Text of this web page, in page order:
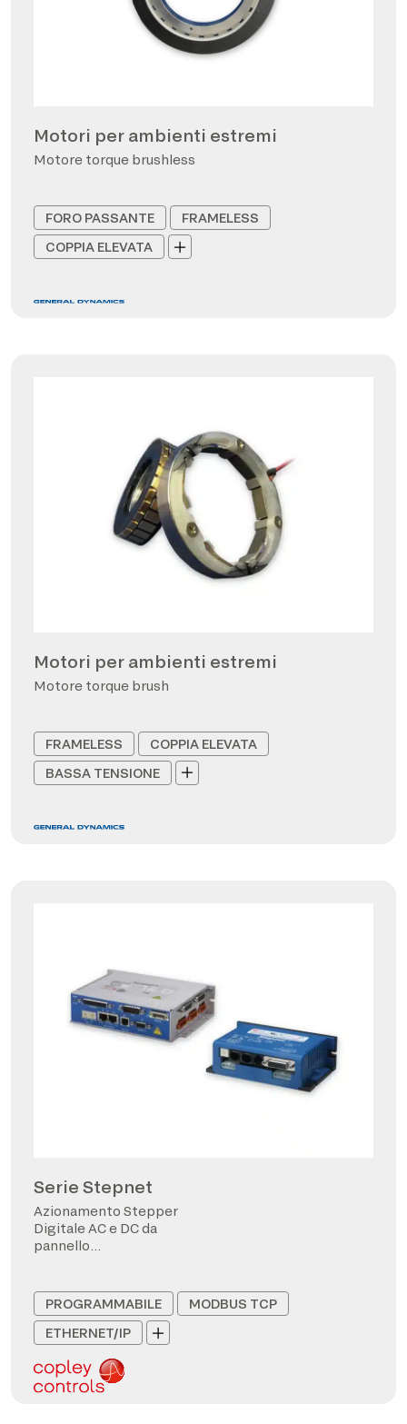
Motori per ambienti estremi
Motore torque brushless
FORO PASSANTE
FRAMELESS
COPPIA ELEVATA
Motori per ambienti estremi
Motore torque brush
FRAMELESS
COPPIA ELEVATA
BASSA TENSIONE
Serie Stepnet
Azionamento Stepper
Digitale AC e DC da
pannello
PROGRAMMABILE
MODBUS TCP
ETHERNET/IP